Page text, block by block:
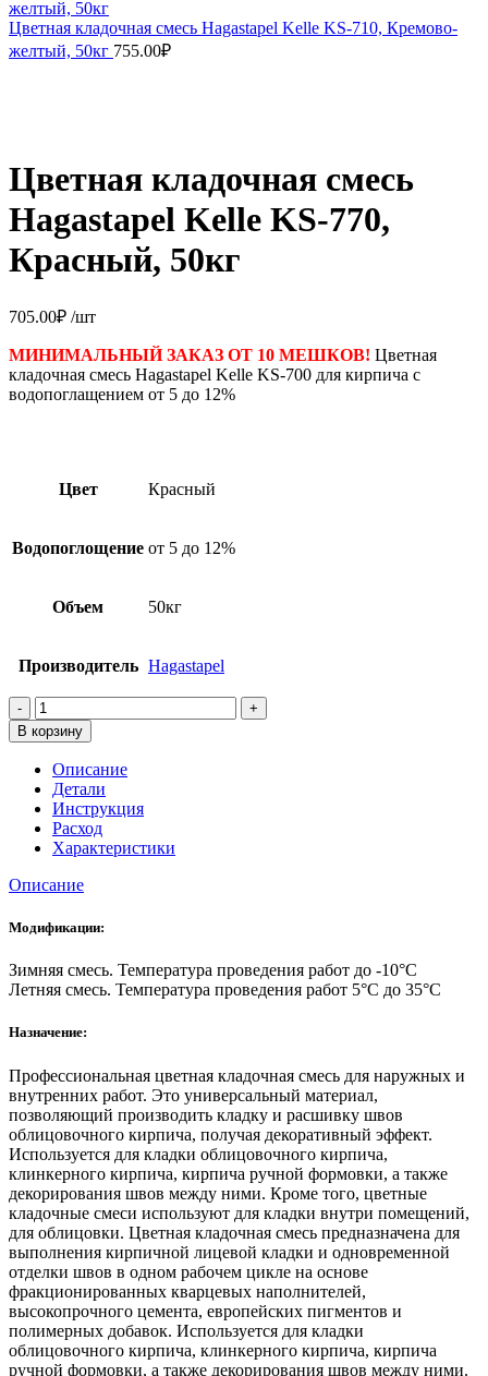
Цветная кладочная смесь Hagastapel Kelle KS-710, Кремово-
желтый, 50кг 755.00₽
Цветная кладочная смесь
Hagastapel Kelle KS-770,
Красный, 50кг
705.00₽ /шт
МИНИМАЛЬНЫЙ ЗАКАЗ ОТ 10 МЕШКОВ! Цветная
кладочная смесь Hagastapel Kelle KS-700 для кирпича с
водопоглащением от 5 до 12%
Цвет Красный
Водопоглощение от 5 до 12%
Объем 50кг
Производитель Hagastapel
Количество
товара
Цветная
кладочная
смесь
Hagastapel
Kelle
KS-
770,
Красный,
В корзину
Описание
Детали
Инструкция
Расход
Характеристики
Описание
Модификации:
Зимняя смесь. Температура проведения работ до -10°C
Летняя смесь. Температура проведения работ 5°С до 35°С
Назначение:
Профессиональная цветная кладочная смесь для наружных и
внутренних работ. Это универсальный материал,
позволяющий производить кладку и расшивку швов
облицовочного кирпича, получая декоративный эффект.
Используется для кладки облицовочного кирпича,
клинкерного кирпича, кирпича ручной формовки, а также
декорирования швов между ними. Кроме того, цветные
кладочные смеси используют для кладки внутри помещений,
для облицовки. Цветная кладочная смесь предназначена для
выполнения кирпичной лицевой кладки и одновременной
отделки швов в одном рабочем цикле на основе
фракционированных кварцевых наполнителей,
высокопрочного цемента, европейских пигментов и
полимерных добавок. Используется для кладки
облицовочного кирпича, клинкерного кирпича, кирпича
ручной формовки, а также декорирования швов между ними.